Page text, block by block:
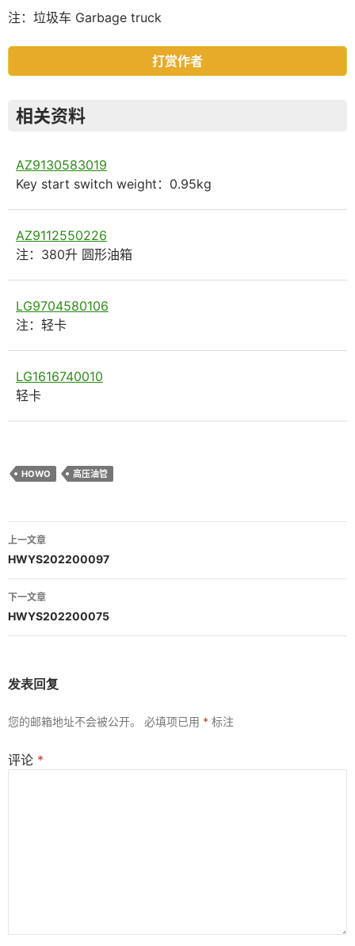
注：垃圾车 Garbage truck
打赏作者
相关资料
AZ9130583019
Key start switch weight：0.95kg
AZ9112550226
注：380升 圆形油箱
LG9704580106
注：轻卡
LG1616740010
轻卡
HOWO 高压油管
文
章
导
航
上一文章
HWYS202200097
下一文章
HWYS202200075
发表回复
您的邮箱地址不会被公开。 必填项已用 * 标注
评论 *